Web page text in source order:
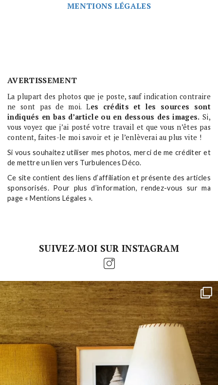
MENTIONS LÉGALES
AVERTISSEMENT
La plupart des photos que je poste, sauf indication contraire
ne sont pas de moi. Les crédits et les sources sont
indiqués en bas d’article ou en dessous des images. Si,
vous voyez que j’ai posté votre travail et que vous n’êtes pas
content, faites-le moi savoir et je l’enlèverai au plus vite !
Si vous souhaitez utiliser mes photos, merci de me créditer et
de mettre un lien vers Turbulences Déco.
Ce site contient des liens d’affiliation et présente des articles
sponsorisés. Pour plus d’information, rendez-vous sur ma
page « Mentions Légales ».
SUIVEZ-MOI SUR INSTAGRAM